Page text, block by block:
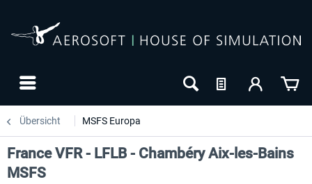
Übersicht MSFS Europa
France VFR - LFLB - Chambéry Aix-les-Bains
MSFS